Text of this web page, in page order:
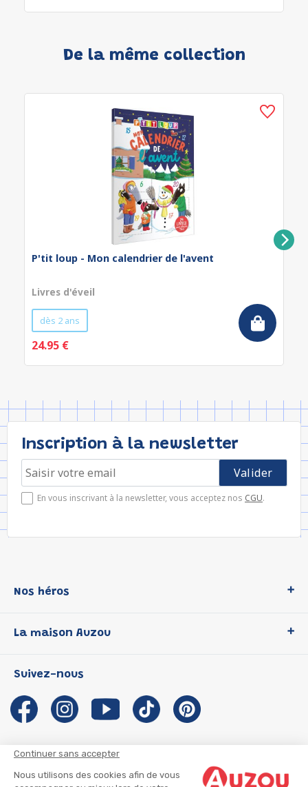
Continuer sans accepter
Nous utilisons des cookies afin de vous
De la même collection
P'tit loup - Mon calendrier de l'avent
Livres d'éveil
dès 2 ans
24.95 €
Inscription à la newsletter
En vous inscrivant à la newsletter, vous acceptez nos CGU.
Nos héros
P'tit Loup
Les Influenceuses
Migali
Petite Taupe
La maison Auzou
Notre histoire
Auzou s'engage
Auteurs et illustrateurs Auzou
Suivre mon colis
Suivez-nous
CGU